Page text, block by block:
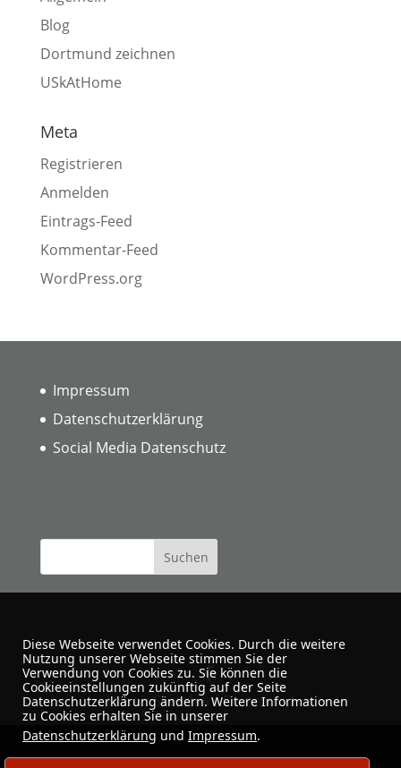
Blog
Dortmund zeichnen
USkAtHome
Meta
Registrieren
Anmelden
Eintrags-Feed
Kommentar-Feed
WordPress.org
Impressum
Datenschutzerklärung
Social Media Datenschutz
Urban Sketchers Dortmund
Diese Webseite verwendet Cookies. Durch die weitere
Nutzung unserer Webseite stimmen Sie der
Verwendung von Cookies zu. Sie können die
Cookieeinstellungen zukünftig auf der Seite
Datenschutzerklärung ändern. Weitere Informationen
zu Cookies erhalten Sie in unserer
Datenschutzerklärung und Impressum.